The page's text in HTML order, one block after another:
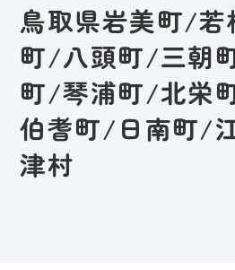
鳥取県岩美町/
町/八頭町/三朝
町/琴浦町/北栄
伯耆町/日南町/
津村